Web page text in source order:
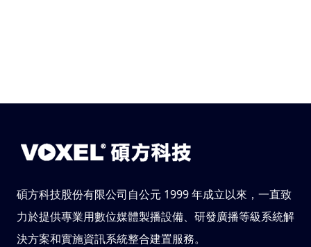
碩方科技股份有限公司自公元 1999 年成立以來，一直致
力於提供專業用數位媒體製播設備、研發廣播等級系統解
決方案和實施資訊系統整合建置服務。